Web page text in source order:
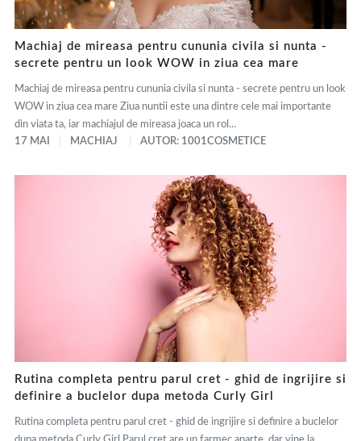
Machiaj de mireasa pentru cununia civila si nunta -
secrete pentru un look WOW in ziua cea mare
Machiaj de mireasa pentru cununia civila si nunta - secrete pentru un look
WOW in ziua cea mare Ziua nuntii este una dintre cele mai importante
din viata ta, iar machiajul de mireasa joaca un rol...
17 MAI
MACHIAJ AUTOR: 1001COSMETICE
Rutina completa pentru parul cret - ghid de ingrijire si
definire a buclelor dupa metoda Curly Girl
Rutina completa pentru parul cret - ghid de ingrijire si definire a buclelor